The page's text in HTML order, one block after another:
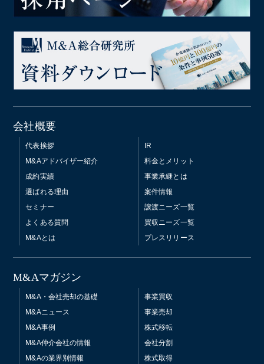
会社概要
代表挨拶
M&Aアドバイザー紹介
成約実績
選ばれる理由
セミナー
よくある質問
M&Aとは
IR
料金とメリット
事業承継とは
案件情報
譲渡ニーズ一覧
買収ニーズ一覧
プレスリリース
M&Aマガジン
M&A・会社売却の基礎
M&Aニュース
M&A事例
M&A仲介会社の情報
M&Aの業界別情報
事業買収
事業売却
株式移転
会社分割
株式取得